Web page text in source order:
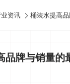
资讯 桶装水提高
品牌与销量的